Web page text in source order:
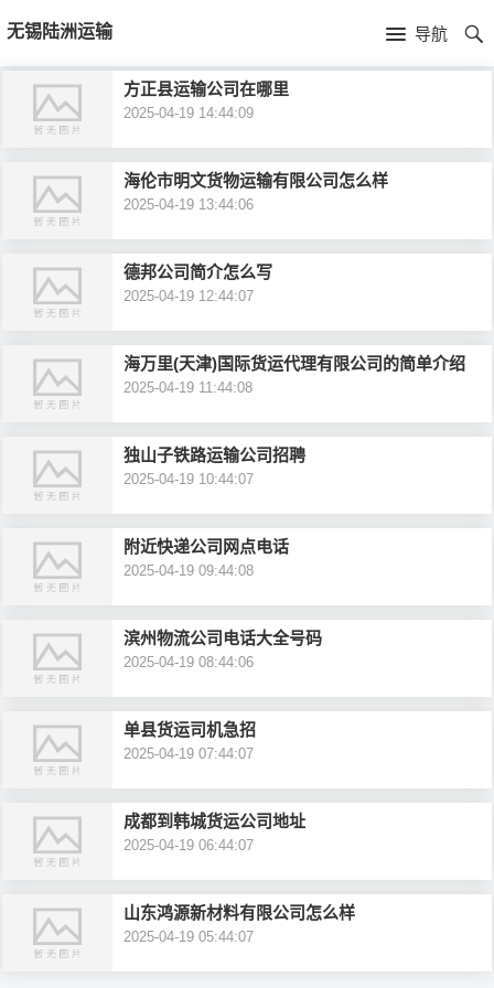
无锡陆洲运输 导航
首
方正县运输公司在哪里
2025-04-19 14:44:09
海伦市明文货物运输有限公司怎么样
2025-04-19 13:44:06
德邦公司简介怎么写
2025-04-19 12:44:07
海万里(天津)国际货运代理有限公司的简单介绍
2025-04-19 11:44:08
独山子铁路运输公司招聘
2025-04-19 10:44:07
附近快递公司网点电话
2025-04-19 09:44:08
滨州物流公司电话大全号码
2025-04-19 08:44:06
单县货运司机急招
2025-04-19 07:44:07
成都到韩城货运公司地址
2025-04-19 06:44:07
山东鸿源新材料有限公司怎么样
2025-04-19 05:44:07